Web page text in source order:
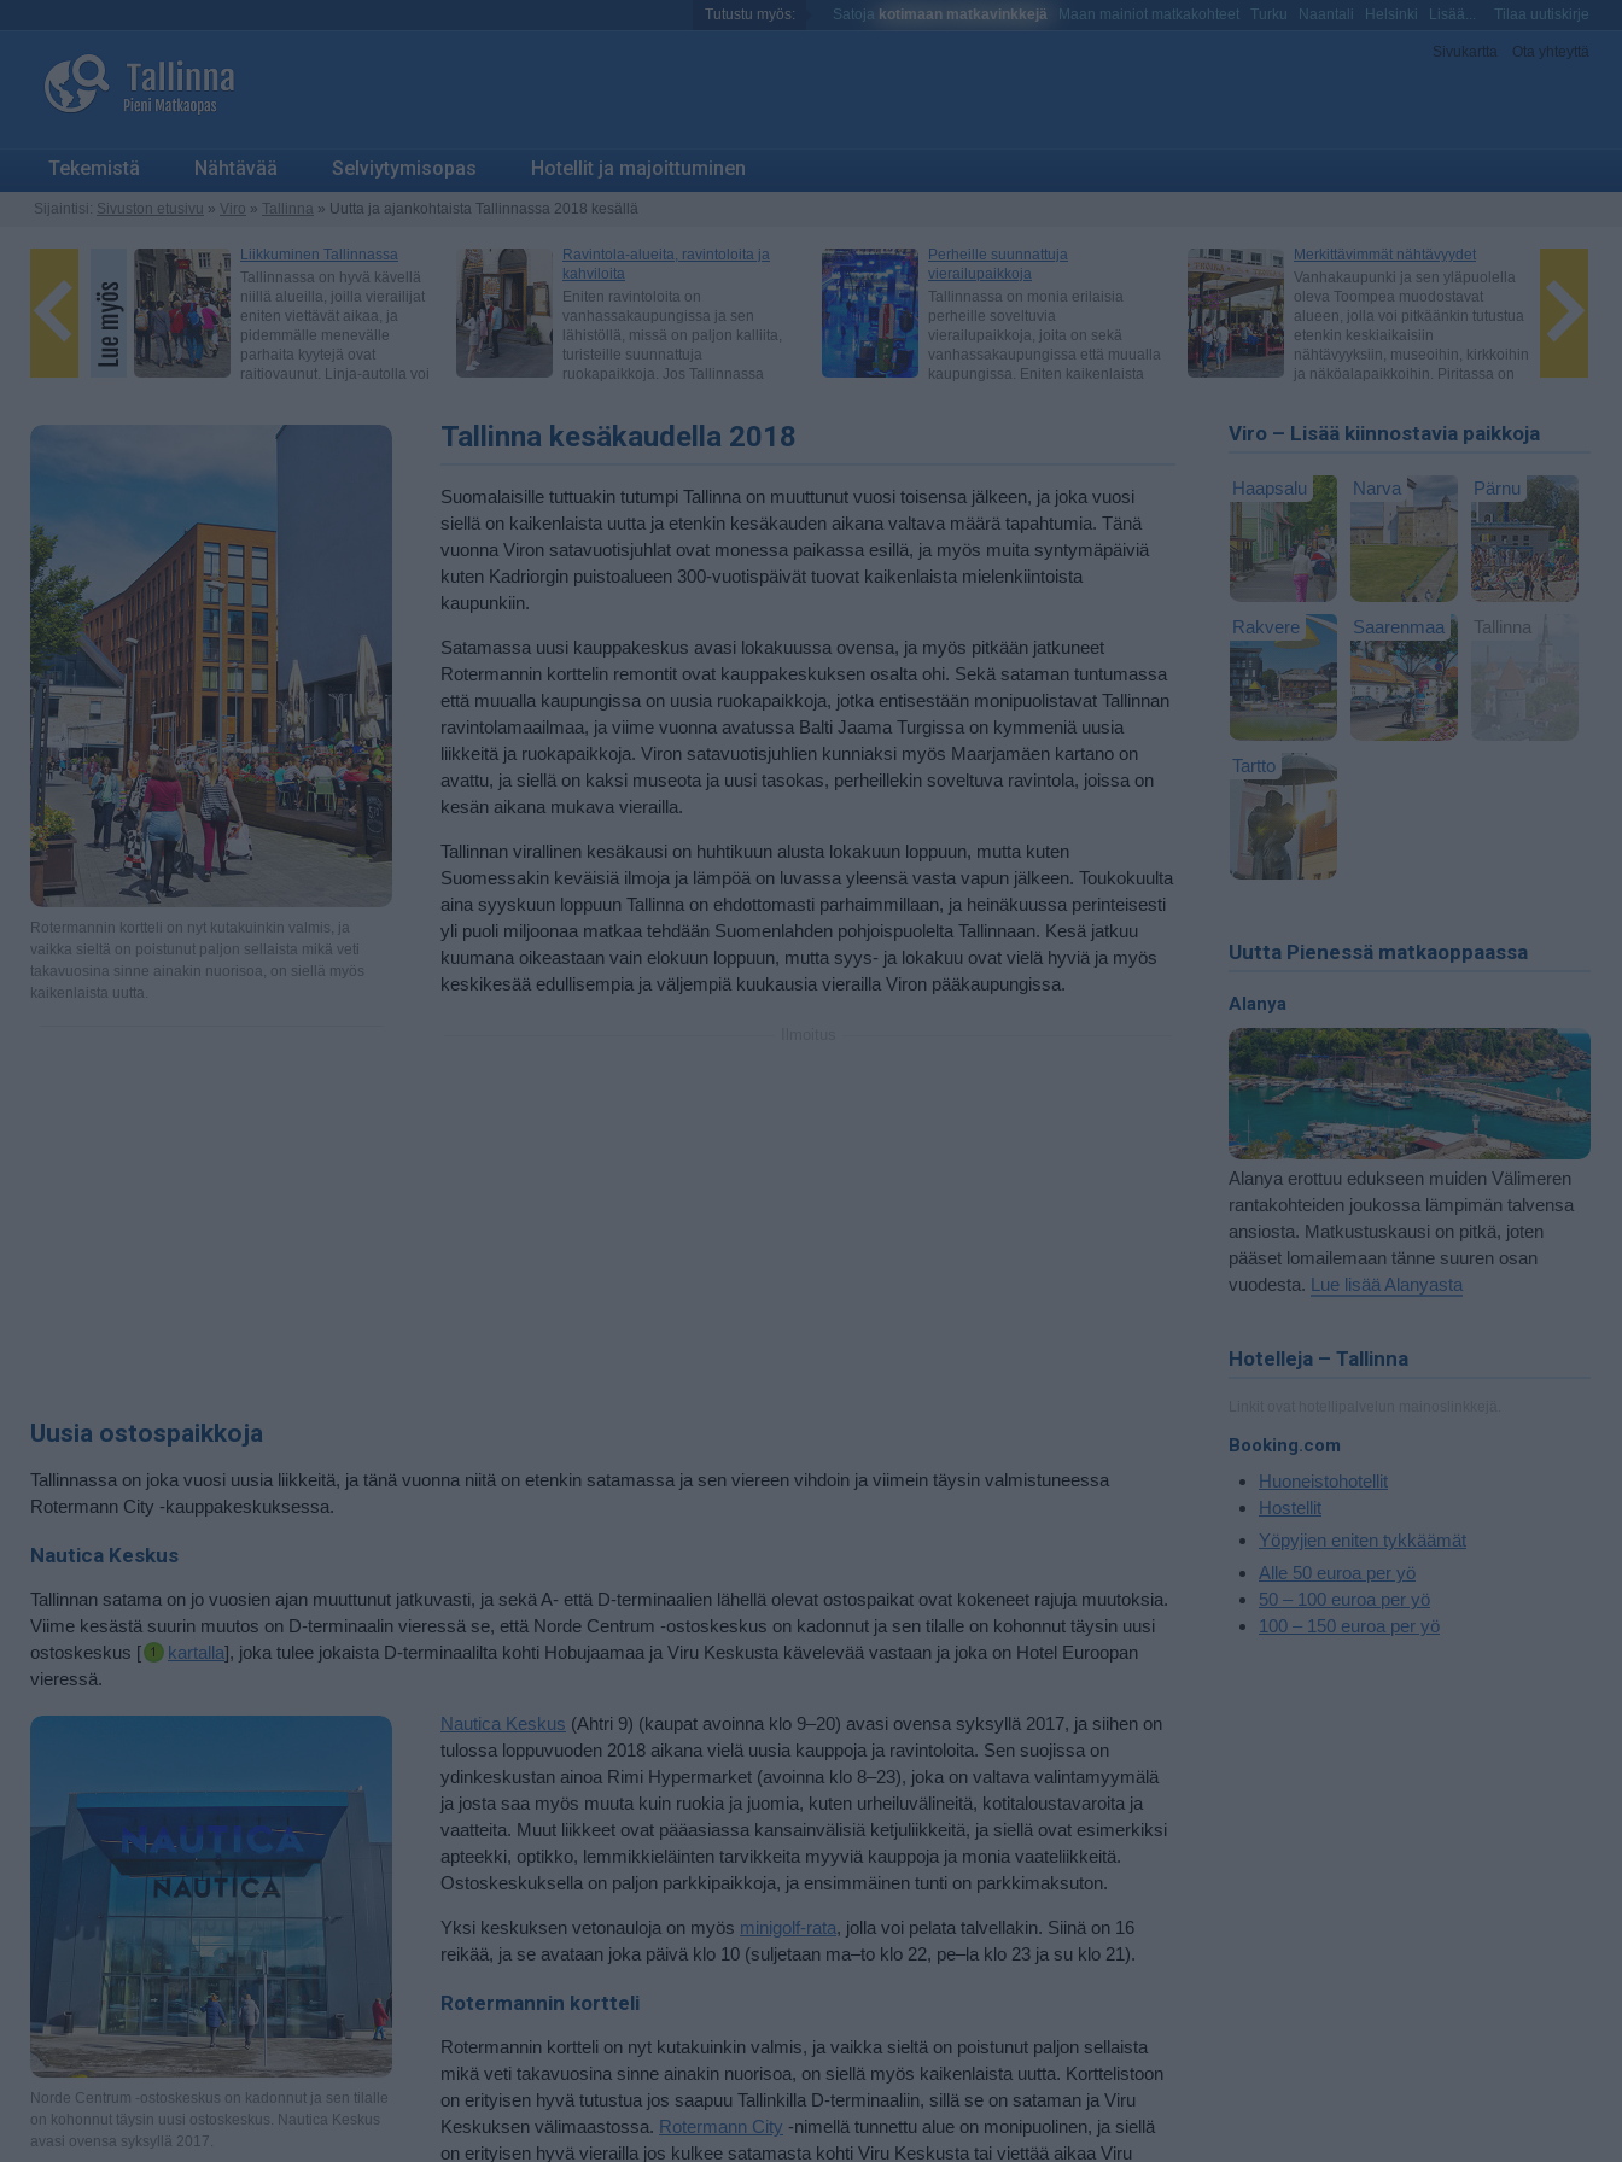
Tutustu myös: Satoja kotimaan matkavinkkejä Maan mainiot matkakohteet Turku Naantali Helsinki Lisää... Tilaa uutiskirje
Sivukartta Ota yhteyttä
Tekemistä Nähtävää Selviytymisopas Hotellit ja majoittuminen
Sijaintisi: Sivuston etusivu » Viro » Tallinna » Uutta ja ajankohtaista Tallinnassa 2018 kesällä
Viro – Lisää kiinnostavia paikkoja
Haapsalu Narva Pärnu
Rakvere Saarenmaa Tallinna
Tartto
Uutta Pienessä matkaoppaassa
Alanya
Alanya erottuu edukseen muiden Välimeren
rantakohteiden joukossa lämpimän talvensa
ansiosta. Matkustuskausi on pitkä, joten
pääset lomailemaan tänne suuren osan
vuodesta. Lue lisää Alanyasta
Hotelleja – Tallinna
Booking.com
Huoneistohotellit
Hostellit
Yöpyjien eniten tykkäämät
Alle 50 euroa per yö
50 – 100 euroa per yö
100 – 150 euroa per yö
Rotermannin kortteli on nyt kutakuinkin valmis, ja
vaikka sieltä on poistunut paljon sellaista mikä veti
takavuosina sinne ainakin nuorisoa, on siellä myös
kaikenlaista uutta.
Tallinna kesäkaudella 2018
Suomalaisille tuttuakin tutumpi Tallinna on muuttunut vuosi toisensa jälkeen, ja joka vuosi
siellä on kaikenlaista uutta ja etenkin kesäkauden aikana valtava määrä tapahtumia. Tänä
vuonna Viron satavuotisjuhlat ovat monessa paikassa esillä, ja myös muita syntymäpäiviä
kuten Kadriorgin puistoalueen 300-vuotispäivät tuovat kaikenlaista mielenkiintoista
kaupunkiin.
Satamassa uusi kauppakeskus avasi lokakuussa ovensa, ja myös pitkään jatkuneet
Rotermannin korttelin remontit ovat kauppakeskuksen osalta ohi. Sekä sataman tuntumassa
että muualla kaupungissa on uusia ruokapaikkoja, jotka entisestään monipuolistavat Tallinnan
ravintolamaailmaa, ja viime vuonna avatussa Balti Jaama Turgissa on kymmeniä uusia
liikkeitä ja ruokapaikkoja. Viron satavuotisjuhlien kunniaksi myös Maarjamäen kartano on
avattu, ja siellä on kaksi museota ja uusi tasokas, perheillekin soveltuva ravintola, joissa on
kesän aikana mukava vierailla.
Tallinnan virallinen kesäkausi on huhtikuun alusta lokakuun loppuun, mutta kuten
Suomessakin keväisiä ilmoja ja lämpöä on luvassa yleensä vasta vapun jälkeen. Toukokuulta
aina syyskuun loppuun Tallinna on ehdottomasti parhaimmillaan, ja heinäkuussa perinteisesti
yli puoli miljoonaa matkaa tehdään Suomenlahden pohjoispuolelta Tallinnaan. Kesä jatkuu
kuumana oikeastaan vain elokuun loppuun, mutta syys- ja lokakuu ovat vielä hyviä ja myös
keskikesää edullisempia ja väljempiä kuukausia vierailla Viron pääkaupungissa.
Uusia ostospaikkoja
Tallinnassa on joka vuosi uusia liikkeitä, ja tänä vuonna niitä on etenkin satamassa ja sen viereen vihdoin ja viimein täysin valmistuneessa
Rotermann City -kauppakeskuksessa.
Nautica Keskus
Tallinnan satama on jo vuosien ajan muuttunut jatkuvasti, ja sekä A- että D-terminaalien lähellä olevat ostospaikat ovat kokeneet rajuja muutoksia.
Viime kesästä suurin muutos on D-terminaalin vieressä se, että Norde Centrum -ostoskeskus on kadonnut ja sen tilalle on kohonnut täysin uusi
ostoskeskus [
kartalla], joka tulee jokaista D-terminaalilta kohti Hobujaamaa ja Viru Keskusta kävelevää vastaan ja joka on Hotel Euroopan
vieressä.
Norde Centrum -ostoskeskus on kadonnut ja sen tilalle
on kohonnut täysin uusi ostoskeskus. Nautica Keskus
avasi ovensa syksyllä 2017.
Nautica Keskus (Ahtri 9) (kaupat avoinna klo 9–20) avasi ovensa syksyllä 2017, ja siihen on
tulossa loppuvuoden 2018 aikana vielä uusia kauppoja ja ravintoloita. Sen suojissa on
ydinkeskustan ainoa Rimi Hypermarket (avoinna klo 8–23), joka on valtava valintamyymälä
ja josta saa myös muuta kuin ruokia ja juomia, kuten urheiluvälineitä, kotitaloustavaroita ja
vaatteita. Muut liikkeet ovat pääasiassa kansainvälisiä ketjuliikkeitä, ja siellä ovat esimerkiksi
apteekki, optikko, lemmikkieläinten tarvikkeita myyviä kauppoja ja monia vaateliikkeitä.
Ostoskeskuksella on paljon parkkipaikkoja, ja ensimmäinen tunti on parkkimaksuton.
Yksi keskuksen vetonauloja on myös minigolf-rata, jolla voi pelata talvellakin. Siinä on 16
reikää, ja se avataan joka päivä klo 10 (suljetaan ma–to klo 22, pe–la klo 23 ja su klo 21).
Rotermannin kortteli
Rotermannin kortteli on nyt kutakuinkin valmis, ja vaikka sieltä on poistunut paljon sellaista
mikä veti takavuosina sinne ainakin nuorisoa, on siellä myös kaikenlaista uutta. Korttelistoon
on erityisen hyvä tutustua jos saapuu Tallinkilla D-terminaaliin, sillä se on sataman ja Viru
Keskuksen välimaastossa. Rotermann City -nimellä tunnettu alue on monipuolinen, ja siellä
on erityisen hyvä vierailla jos kulkee satamasta kohti Viru Keskusta tai viettää aikaa Viru